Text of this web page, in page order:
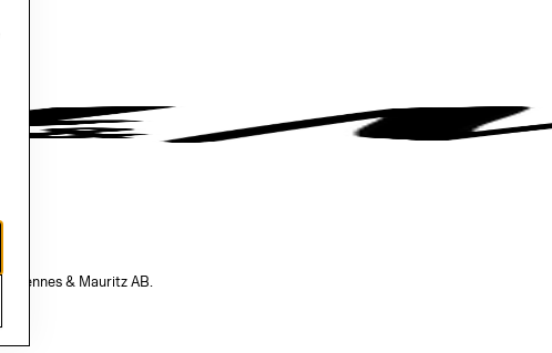
Hennes & Mauritz AB.